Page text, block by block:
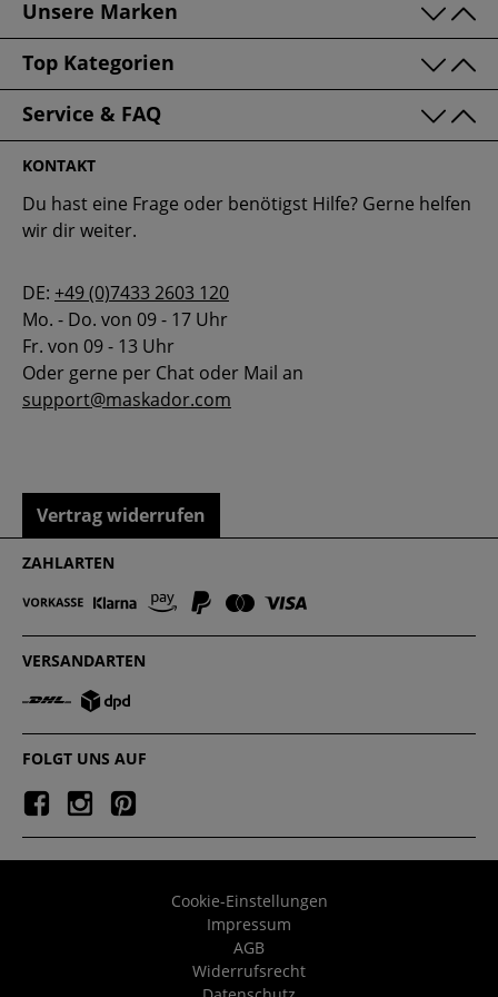
Alt Bewährtes erhält eine neue
Dynamik
Tradition schließt Innovation nicht aus – bei
Maskador halten wir an alt Bewährtem fest und
sind zugleich stets offen für neue Trends. Nicht
gut“ – die Qualitätsstandards unserer Produkte
sind bereits seit vielen Generationen erprobt
setzen wir nicht nur auf zeitlose Klassiker,
sondern erfinden uns immer wieder neu, indem
wir bewährte Elemente modern interpretieren,
aktuelle Trends berücksichtigen und angesagte
Prints einbauen. In einer Sache kannst du dir
Qualität, die man spüren kann!
Keine anderen Kleidungsstücke lassen wir so
nah an unsere Haut wie Unter- und
Nachtwäsche – umso wichtiger, dass die Stoffe,
aus denen deine Wäsche gefertigt ist, den
höchsten Qualitätsstandards entsprechen. Für
jede Jahreszeit und Temperatur findest du hier
die passenden Kleidungsstücke – geprüft und
zertifiziert nach OEKO-TEX Standard, sodass alle
Stoffe garantiert schadstofffrei sind. Gleichzeitig
unsere Lizenzmarken fair und nachhaltig
produziert und gewissenhaft verarbeitet.
Unsere Marken
Top Kategorien
Service & FAQ
KONTAKT
Du hast eine Frage oder benötigst Hilfe? Gerne helfen
wir dir weiter.
DE: +49 (0)7433 2603 120
Mo. - Do. von 09 - 17 Uhr
Fr. von 09 - 13 Uhr
Oder gerne per Chat oder Mail an
support@maskador.com
Vertrag widerrufen
ZAHLARTEN
VERSANDARTEN
FOLGT UNS AUF
Cookie-Einstellungen
Impressum
AGB
Widerrufsrecht